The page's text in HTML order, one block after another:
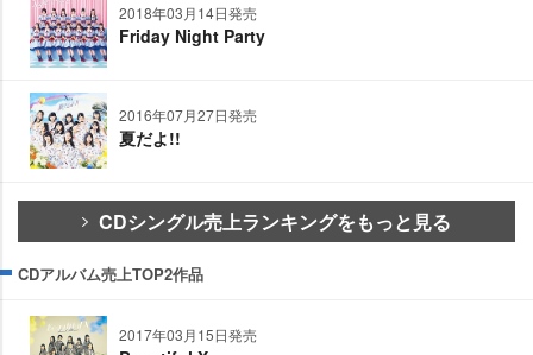
2018年03月14日発売
Friday Night Party
2016年07月27日発売
夏だよ!!
CDシングル売上ランキングをもっと見る
CDアルバム売上TOP2作品
2017年03月15日発売